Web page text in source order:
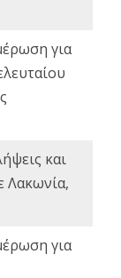
για
και
Λακωνία,
για